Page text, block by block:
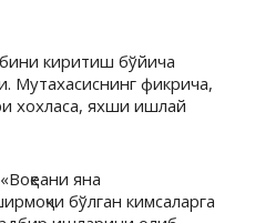
киритиш бўйича
Мутахасиснинг фикрича,
хохласа, яхши ишлай
яна
бўлган кимсаларга